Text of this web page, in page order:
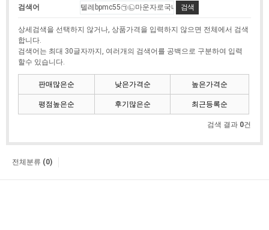
검색어
상세검색을 선택하지 않거나, 상품가격을 입력하지 않으면 전체에서 검색
합니다.
검색어는 최대 30글자까지, 여러개의 검색어를 공백으로 구분하여 입력
할수 있습니다.
판매많은순 낮은가격순 높은가격순
평점높은순 후기많은순 최근등록순
검색 결과 0건
전체분류 (0)